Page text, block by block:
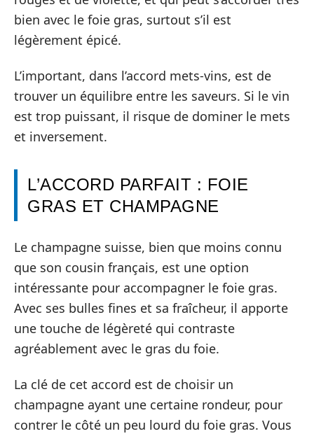
bien avec le foie gras, surtout s’il est
légèrement épicé.
L’important, dans l’accord mets-vins, est de
trouver un équilibre entre les saveurs. Si le vin
est trop puissant, il risque de dominer le mets
et inversement.
L’ACCORD PARFAIT : FOIE
GRAS ET CHAMPAGNE
Le champagne suisse, bien que moins connu
que son cousin français, est une option
intéressante pour accompagner le foie gras.
Avec ses bulles fines et sa fraîcheur, il apporte
une touche de légèreté qui contraste
agréablement avec le gras du foie.
La clé de cet accord est de choisir un
champagne ayant une certaine rondeur, pour
contrer le côté un peu lourd du foie gras. Vous